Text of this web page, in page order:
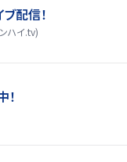
配信！
ハイ.tv)